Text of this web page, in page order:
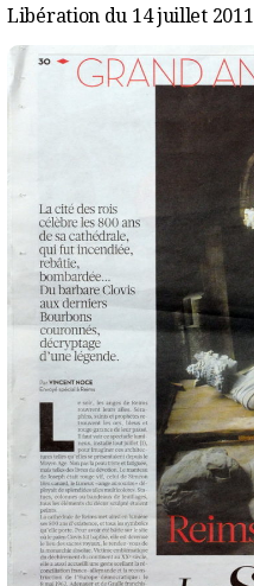
Libération du 14 juillet 2011